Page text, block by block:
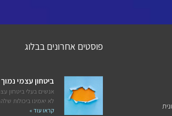
פוסטים אחרונים בבלוג
ביטחון עצמי נמוך
אנשים בעלי ביטחון
לא יאמינו ביכולות
קראו עוד »